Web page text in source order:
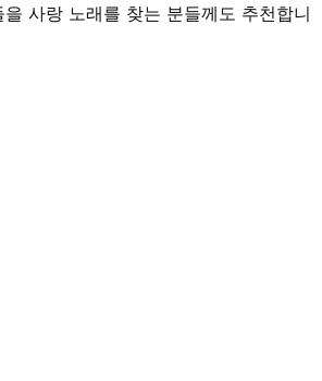
사랑 노래를 찾는 분들께도 추천합니